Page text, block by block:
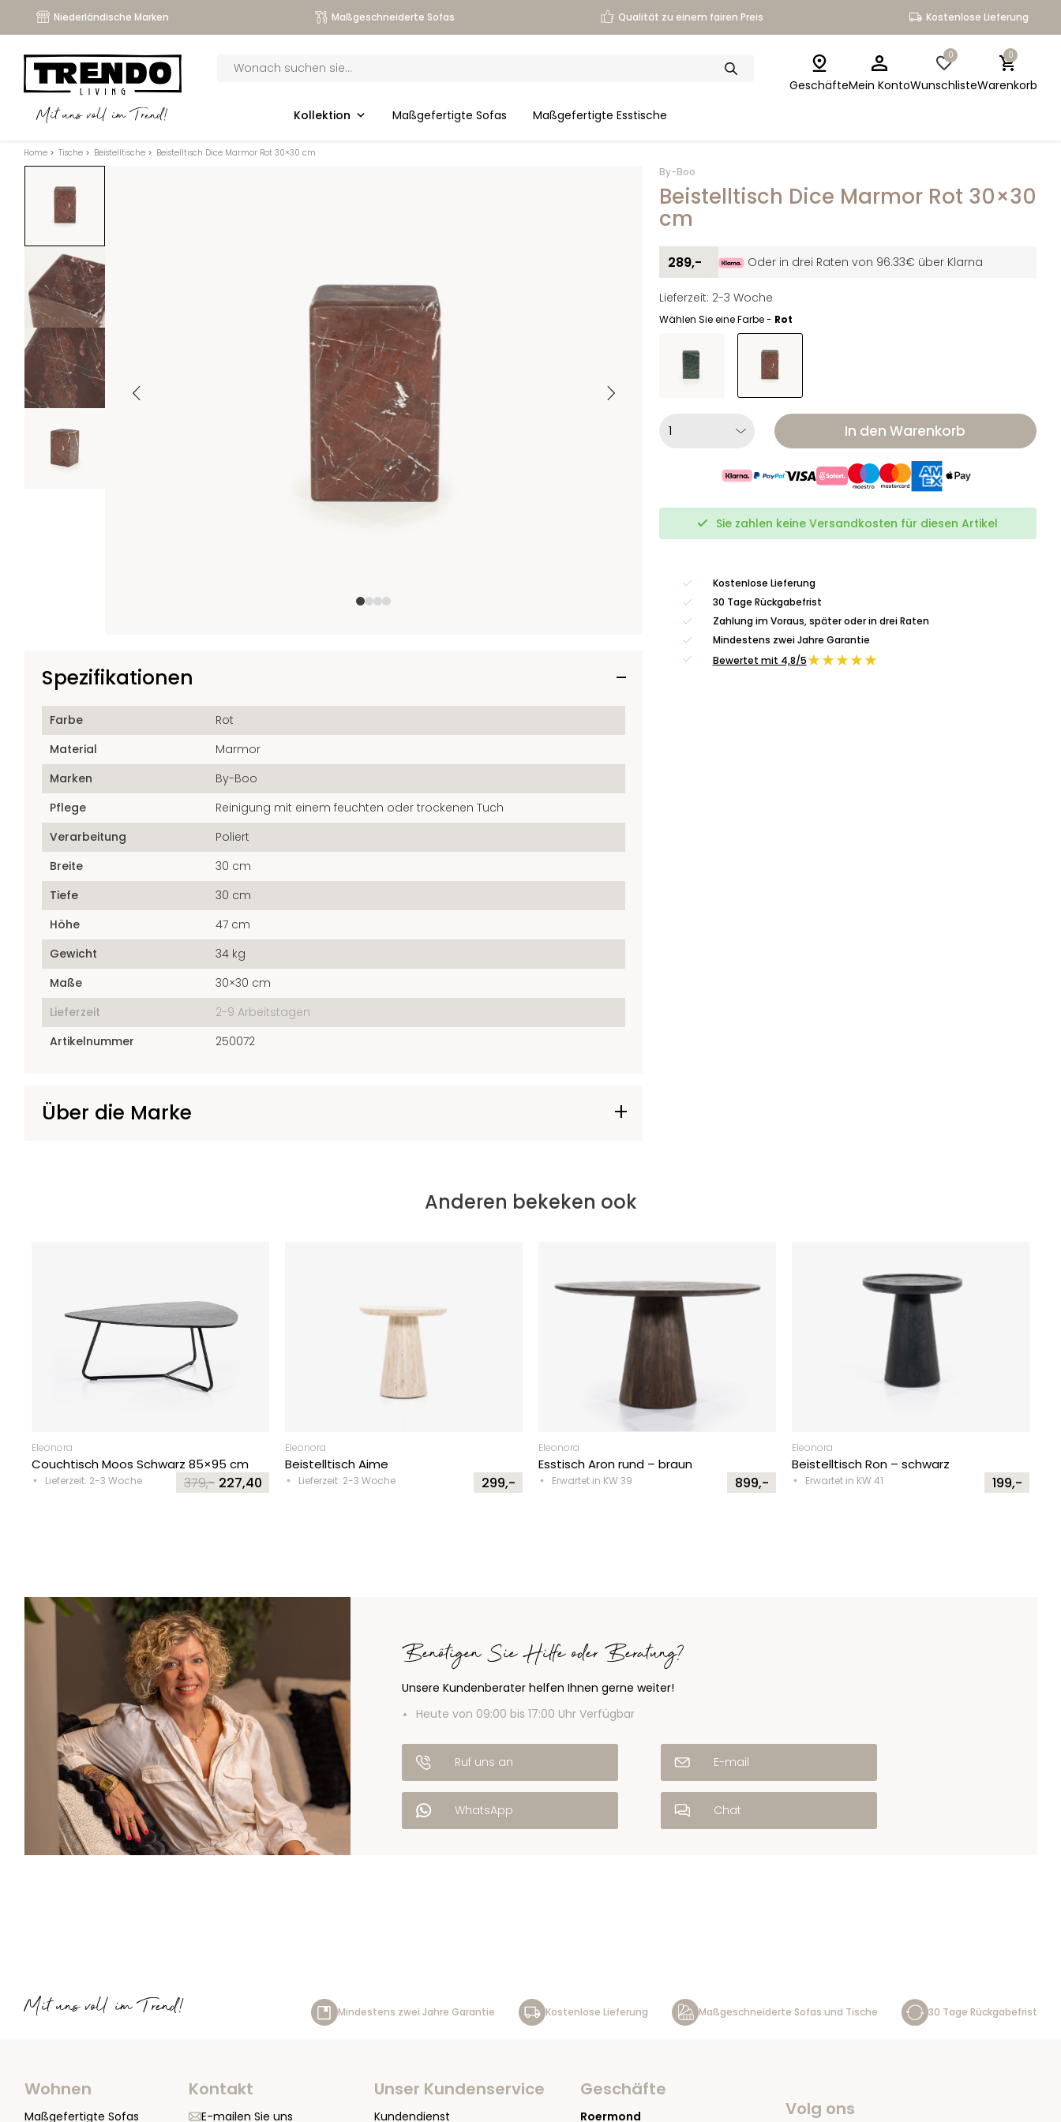
Niederländische Marken Maßgeschneiderte Sofas Qualität zu einem fairen Preis Kostenlose Lieferung
Mit uns voll im Trend!
search
Kollektion Maßgefertigte Sofas Maßgefertigte Esstische
GeschäfteMein Konto
0
Wunschliste
0
Warenkorb
Home > Tische > Beistelltische > Beistelltisch Dice Marmor Rot 30×30 cm
Spezifikationen
Farbe
Rot
Material
Marmor
Marken
By-Boo
Pflege
Reinigung mit einem feuchten oder trockenen Tuch
Verarbeitung
Poliert
Breite
30 cm
Tiefe
30 cm
Höhe
47 cm
Gewicht
34 kg
Maße
30×30 cm
Lieferzeit
2-9 Arbeitstagen
Artikelnummer
250072
Über die Marke
By-Boo
Beistelltisch Dice Marmor Rot 30×30
cm
289,- Oder in drei Raten von 96.33€ über Klarna
Lieferzeit: 2-3 Woche
Wählen Sie eine Farbe - Rot
In den Warenkorb
Sie zahlen keine Versandkosten für diesen Artikel
Kostenlose Lieferung
30 Tage Rückgabefrist
Zahlung im Voraus, später oder in drei Raten
Mindestens zwei Jahre Garantie
Bewertet mit 4,8/5★★★★★
Anderen bekeken ook
Eleonora
Couchtisch Moos Schwarz 85×95 cm
Lieferzeit: 2-3 Woche 379,-
Original227,40
Current
Eleonora
Beistelltisch Aime
Lieferzeit: 2-3 Woche 299,-
Eleonora
Esstisch Aron rund – braun
Erwartet in KW 39 899,-
Eleonora
Beistelltisch Ron – schwarz
Erwartet in KW 41 199,-
Benötigen Sie Hilfe oder Beratung?
Unsere Kundenberater helfen Ihnen gerne weiter!
Heute von 09:00 bis 17:00 Uhr Verfügbar
Ruf uns an E-mail
WhatsApp Chat
Mit uns voll im Trend! Mindestens zwei Jahre Garantie Kostenlose Lieferung Maßgeschneiderte Sofas und Tische 30 Tage Rückgabefrist
Wohnen
Maßgefertigte Sofas
Kontakt
E-mailen Sie uns
Unser Kundenservice
Kundendienst
Geschäfte
Roermond Volg ons